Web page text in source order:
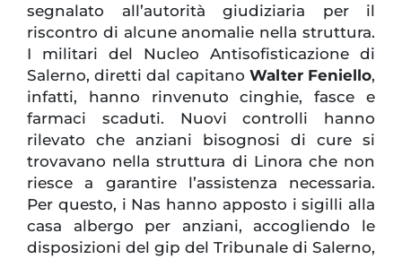
segnalato all’autorità giudiziaria per il
riscontro di alcune anomalie nella struttura.
I militari del Nucleo Antisofisticazione di
Salerno, diretti dal capitano Walter Feniello,
infatti, hanno rinvenuto cinghie, fasce e
farmaci scaduti. Nuovi controlli hanno
rilevato che anziani bisognosi di cure si
trovavano nella struttura di Linora che non
riesce a garantire l’assistenza necessaria.
Per questo, i Nas hanno apposto i sigilli alla
casa albergo per anziani, accogliendo le
disposizioni del gip del Tribunale di Salerno,